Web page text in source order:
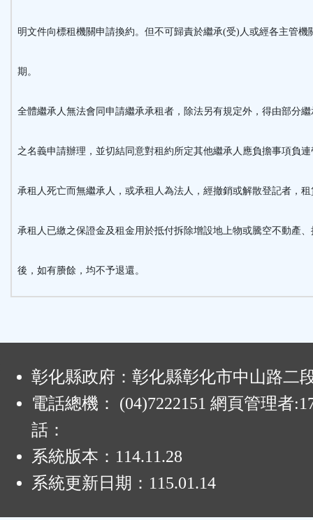
明文件向標租機關申請換約。但不可歸責於繼承(受)人或經各主管機
期。
全體繼承人無法會同申請繼承承租者，除法另有規定外，得由部分
之名義申請辦理，並切結同意對租約所定其他繼承人應負擔事項負
承租人死亡而無繼承人，或承租人為法人，經撤銷或解散登記者，
承租人已繳之保證金及租金用於抵付拆除增設地上物或騰空不動產
後，如有賸餘，均不予退還。
彰化縣政府：彰化縣彰化市中山路二
電話總機： (04)7222151 網頁管理者
話：
系統版本： 114.11.28
系統更新日期： 115.01.14